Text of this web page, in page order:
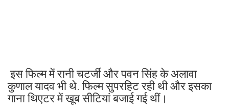
इस फिल्म में रानी चटर्जी और पवन सिंह के अलावा
कुणाल यादव भी थे. फिल्म सुपरहिट रही थी और इसका
गाना थिएटर में खूब सीटियां बजाई गई थीं।